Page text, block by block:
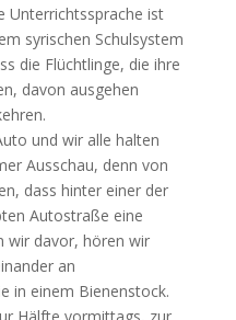
Unterrichtssprache ist
syrischen Schulsystem
die Flüchtlinge, die ihre
davon ausgehen
und wir alle halten
Ausschau, denn von
dass hinter einer der
Autostraße eine
wir davor, hören wir
an
in einem Bienenstock.